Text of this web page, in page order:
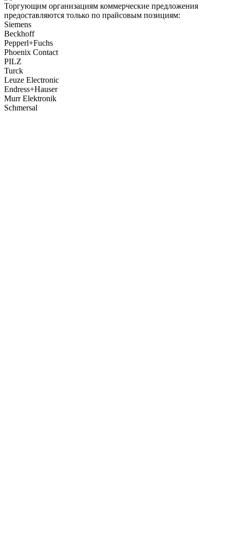
Торгующим организациям коммерческие предложения
предоставляются только по прайсовым позициям:
Siemens
Beckhoff
Pepperl+Fuchs
Phoenix Contact
PILZ
Turck
Leuze Electronic
Endress+Hauser
Murr Elektronik
Schmersal